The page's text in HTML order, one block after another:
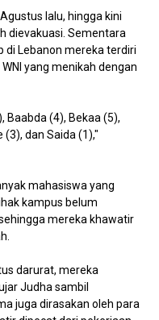
lalu, hingga kini
dievakuasi. Sementara
di Lebanon mereka terdiri
yang menikah dengan
Baabda (4), Bekaa (5),
(3), dan Saida (1),"
mahasiswa yang
kampus belum
mereka khawatir
darurat, mereka
Judha sambil
juga dirasakan oleh para